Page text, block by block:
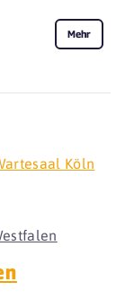
Mehr